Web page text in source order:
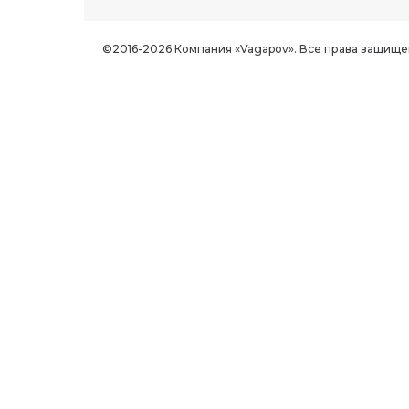
©2016-2026 Компания «Vagapov». Все права